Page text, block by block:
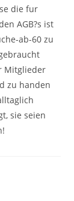
die fur
AGB?s ist
ab-60 zu
Mitglieder
zu handen
sie seien